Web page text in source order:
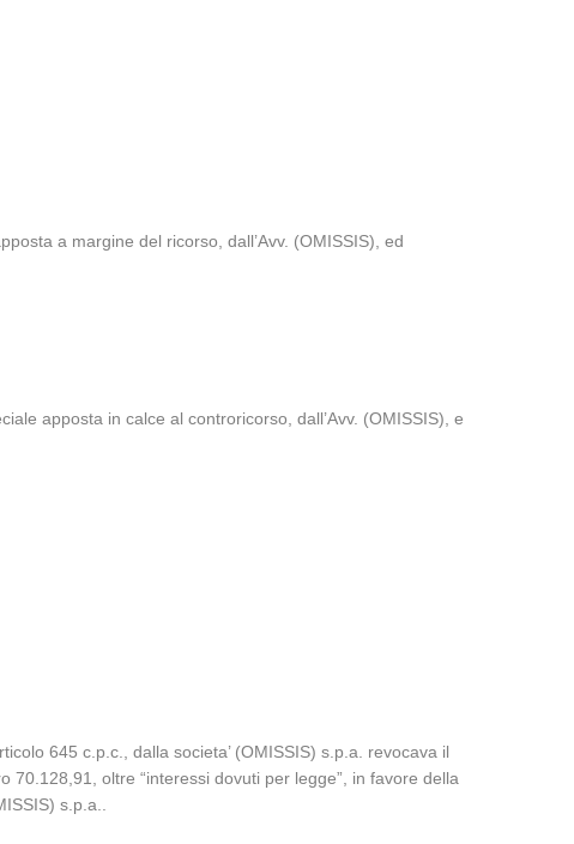
a margine del ricorso, dall’Avv. (OMISSIS), ed
apposta in calce al controricorso, dall’Avv. (OMISSIS), e
645 c.p.c., dalla societa’ (OMISSIS) s.p.a. revocava il
70.128,91, oltre “interessi dovuti per legge”, in favore della
s.p.a..